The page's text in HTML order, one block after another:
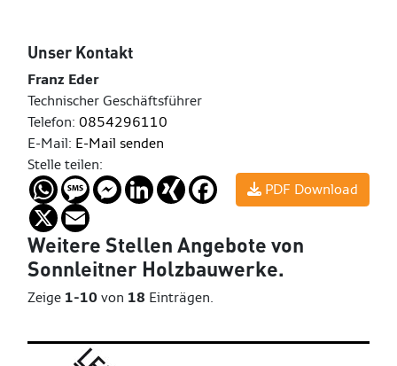
Unser Kontakt
Franz Eder
Technischer Geschäftsführer
Telefon:0854296110
E-Mail: E-Mail senden
PDF Download
Stelle teilen:
WhatsApp
MessageMessenger
LinkedIn
XING Facebook
X
Email
Weitere StellenAngebote von
Sonnleitner Holzbauwerke.
Zeige 1-10 von 18 Einträgen.